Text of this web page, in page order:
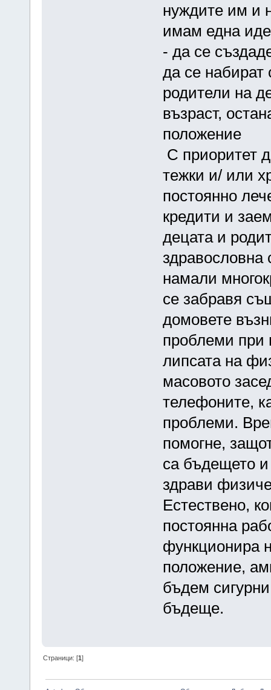
нуждите им и
имам една
- да се
да се набират
родители на
възраст,
положение
С приоритет
тежки и/ или
постоянно
кредити и
децата и
здравословна
намали
се забравя
домовете
проблеми при
липсата на
масовото
телефоните,
проблеми.
помогне,
са бъдещето
здрави
Естествено,
постоянна
функционира
положение,
бъдем
бъдеще.
Страници: [1]